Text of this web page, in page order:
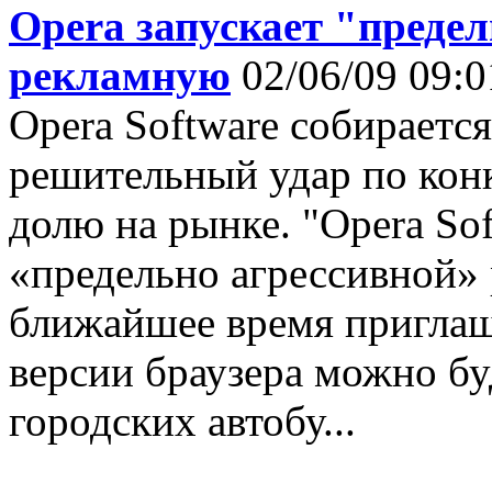
Opera запускает
рекламную 02/06/09
Opera Software
решительный удар по
долю на рынке. "Opera
«предельно
ближайшее время
версии браузера можно
городских автобу...